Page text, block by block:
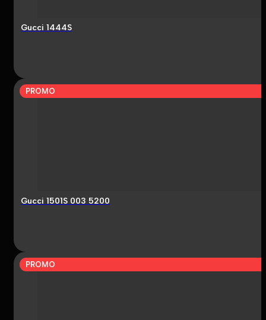
Gucci 1444S
PROMO
Gucci 1501S 003 5200
PROMO